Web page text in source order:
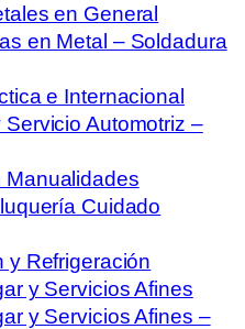
en General
en Metal – Soldadura
e Internacional
Automotriz –
Manualidades
Cuidado
y Refrigeración
y Servicios Afines
y Servicios Afines –